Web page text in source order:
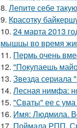
8. Лепите себе
9. Красотку
10. 24 марта 2013
мышцы во время
11. Пермь очень
12. "Покупаешь
13. Звезда сериала
14. Лесная нимфа:
15. "Сваты" ее с ума
16. Имя: Людмила.